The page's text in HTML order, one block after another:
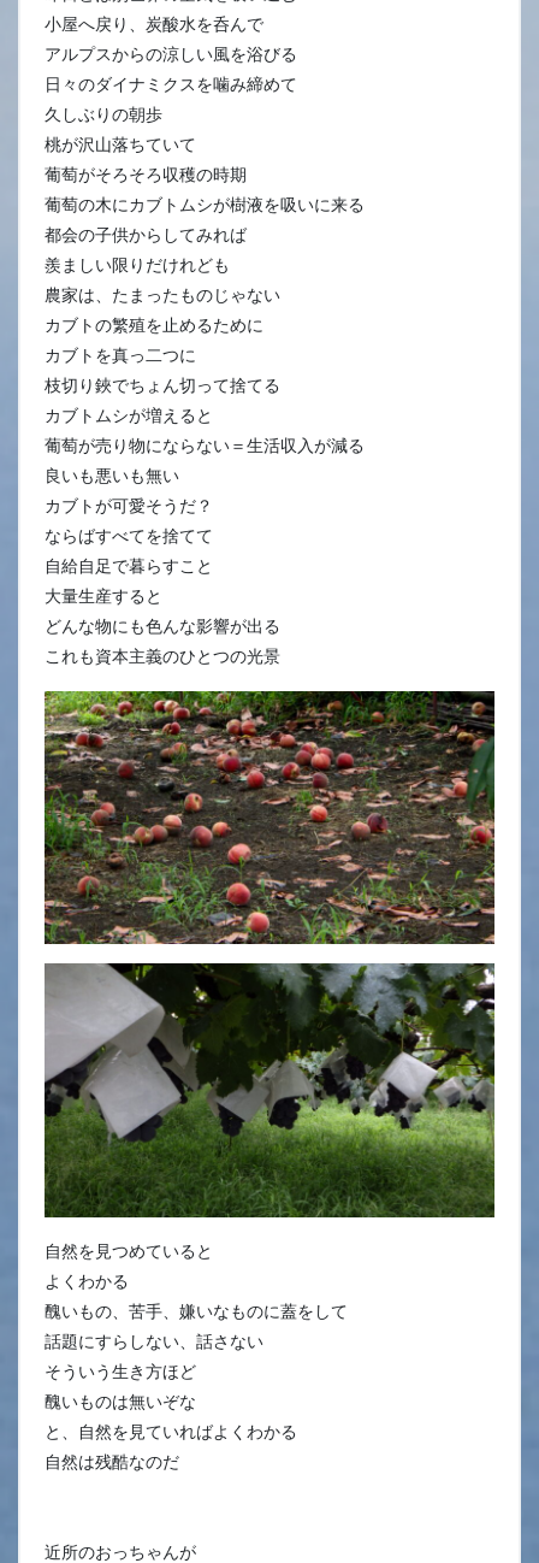
小屋へ戻り、炭酸水を呑んで
アルプスからの涼しい風を浴びる
日々のダイナミクスを噛み締めて
久しぶりの朝歩
桃が沢山落ちていて
葡萄がそろそろ収穫の時期
葡萄の木にカブトムシが樹液を吸いに来る
都会の子供からしてみれば
羨ましい限りだけれども
農家は、たまったものじゃない
カブトの繁殖を止めるために
カブトを真っ二つに
枝切り鋏でちょん切って捨てる
カブトムシが増えると
葡萄が売り物にならない＝生活収入が減る
良いも悪いも無い
カブトが可愛そうだ？
ならばすべてを捨てて
自給自足で暮らすこと
大量生産すると
どんな物にも色んな影響が出る
これも資本主義のひとつの光景
自然を見つめていると
よくわかる
醜いもの、苦手、嫌いなものに蓋をして
話題にすらしない、話さない
そういう生き方ほど
醜いものは無いぞな
と、自然を見ていればよくわかる
自然は残酷なのだ
近所のおっちゃんが